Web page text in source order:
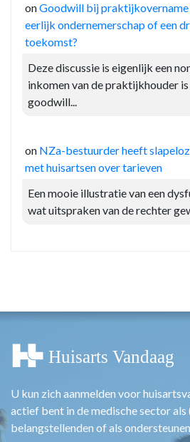
onGoodwill bij
eerlijk ondernemerschap of een
toekomst?
Deze discussie is eigenlijk een
inkomen van de praktijkhouder
goodwill...
on NZa-bestuurder heeft
met huisartsen over tarieven
Een mooie illustratie van een
wat uitspraken van de rechter
U kun zich aanmelden voor
actief bent in de medische sector als
belangstellenden of als